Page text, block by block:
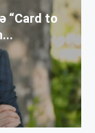
“Card to